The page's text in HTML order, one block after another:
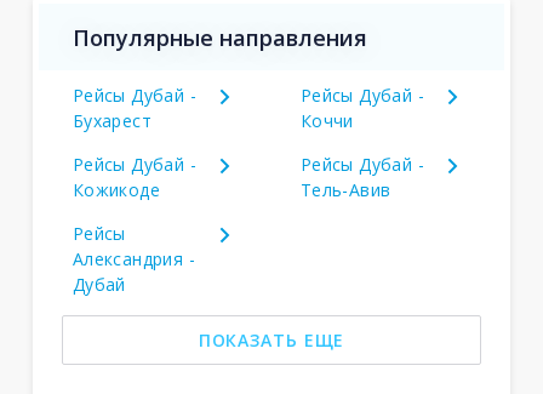
Популярные направления
Рейсы Дубай -
Бухарест
Рейсы Дубай -
Коччи
Рейсы Дубай -
Кожикоде
Рейсы Дубай -
Тель-Авив
Рейсы
Александрия -
Дубай
ПОКАЗАТЬ ЕЩЕ